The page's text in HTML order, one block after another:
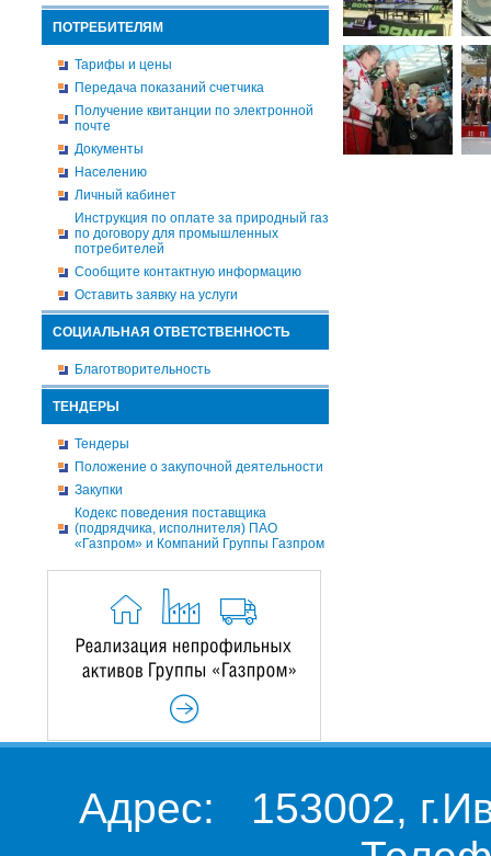
ПОТРЕБИТЕЛЯМ
Тарифы и цены
Передача показаний счетчика
Получение квитанции по электронной
почте
Документы
Населению
Личный кабинет
Инструкция по оплате за природный газ
по договору для промышленных
потребителей
Сообщите контактную информацию
Оставить заявку на услуги
СОЦИАЛЬНАЯ ОТВЕТСТВЕННОСТЬ
Благотворительность
ТЕНДЕРЫ
Тендеры
Положение о закупочной деятельности
Закупки
Кодекс поведения поставщика
(подрядчика, исполнителя) ПАО
«Газпром» и Компаний Группы Газпром
Адрес: 153002,